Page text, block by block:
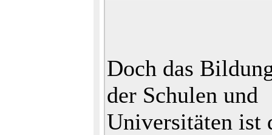
Doch das
der Schulen und
Universitäten ist